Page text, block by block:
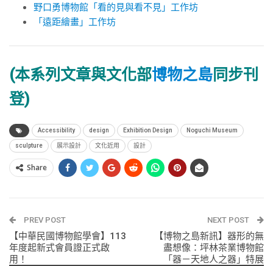
野口勇博物館「看的見與看不見」工作坊
「遠距繪畫」工作坊
(本系列文章與文化部博物之島同步刊
登)
Accessibility design Exhibition Design Noguchi Museum
sculpture 展示設計 文化近用 設計
Share
PREV POST
【中華民國博物館學會】113
年度起新式會員證正式啟
用！
NEXT POST
【博物之島新訊】器形的無
盡想像：坪林茶業博物館
「器－天地人之器」特展